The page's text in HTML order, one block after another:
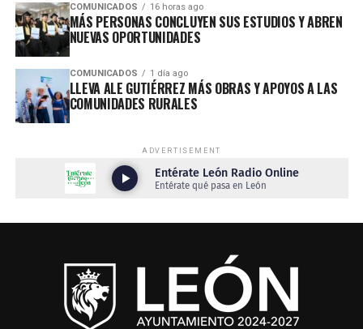
COMUNICADOS 16 horas ago
MÁS PERSONAS CONCLUYEN SUS ESTUDIOS Y ABREN
NUEVAS OPORTUNIDADES
COMUNICADOS 1 día ago
LLEVA ALE GUTIÉRREZ MÁS OBRAS Y APOYOS A LAS
COMUNIDADES RURALES
ADVERTISEMENT